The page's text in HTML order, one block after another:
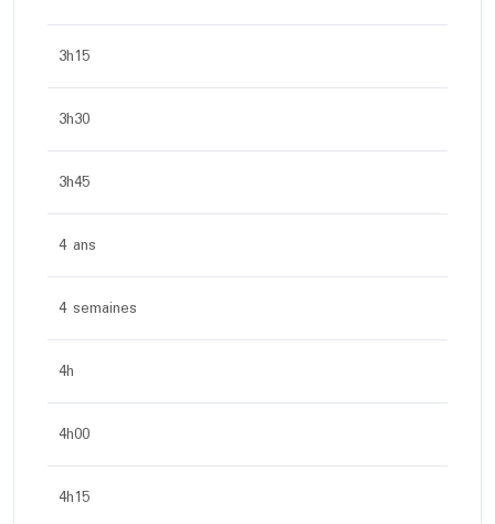
3h15
3h30
3h45
4 ans
4 semaines
4h
4h00
4h15